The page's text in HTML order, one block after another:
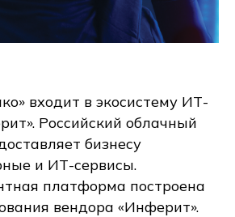
входит в экосистему ИТ-
Российский облачный
бизнесу
и ИТ-сервисы.
платформа построена
вендора «Инферит».